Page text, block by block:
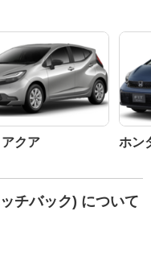
アクア ホン
チバック) について